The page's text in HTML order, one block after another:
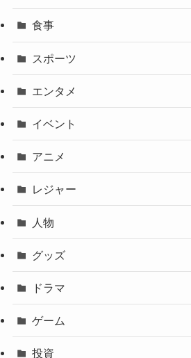
食事
スポーツ
エンタメ
イベント
アニメ
レジャー
人物
グッズ
ドラマ
ゲーム
投資